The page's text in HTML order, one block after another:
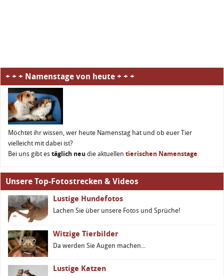
+ + + Namenstage von heute + + +
Möchtet ihr wissen, wer heute Namenstag hat und ob euer Tier
vielleicht mit dabei ist?
Bei uns gibt es täglich neu die aktuellen tierischen Namenstage.
Unsere Top-Fotostrecken & Videos
Lustige Hundefotos
Lachen Sie über unsere Fotos und Sprüche!
Witzige Tierbilder
Da werden Sie Augen machen...
Lustige Katzen